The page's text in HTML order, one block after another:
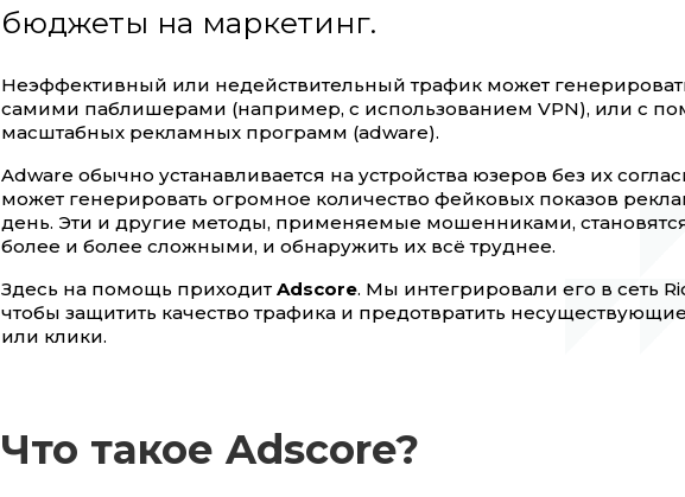
бюджеты на маркетинг.
Неэффективный или недействительный трафик может
самими паблишерами (например, с использованием VPN), или с
масштабных рекламных программ (adware).
Adware обычно устанавливается на устройства юзеров без их
может генерировать огромное количество фейковых показов
день. Эти и другие методы, применяемые мошенниками,
более и более сложными, и обнаружить их всё труднее.
Здесь на помощь приходит Adscore. Мы интегрировали его в сеть
чтобы защитить качество трафика и предотвратить
или клики.
Что такое Adscore?